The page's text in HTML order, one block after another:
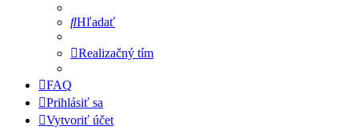
Hľadať
Realizačný tím
FAQ
Prihlásiť sa
Vytvoriť účet